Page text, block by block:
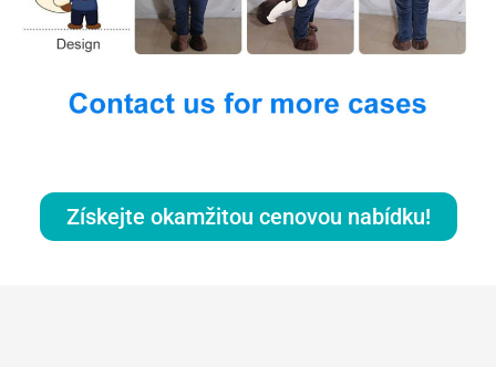
Získejte okamžitou cenovou nabídku!